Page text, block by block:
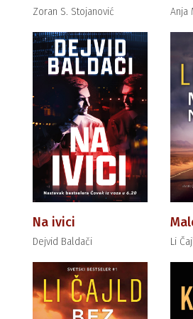
Zoran S. Stojanović Anja
Na ivici
Dejvid Baldači Li